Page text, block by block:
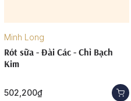
Minh Long
Rót sữa - Đài Các - Chỉ Bạch
Kim
502,200₫